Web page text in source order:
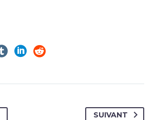
SUIVANT